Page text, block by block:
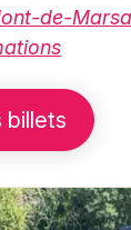
de-
billets